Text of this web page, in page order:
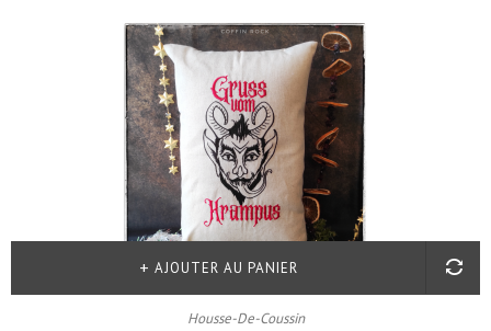
Housse-De-Coussin
AJOUTER AU PANIER